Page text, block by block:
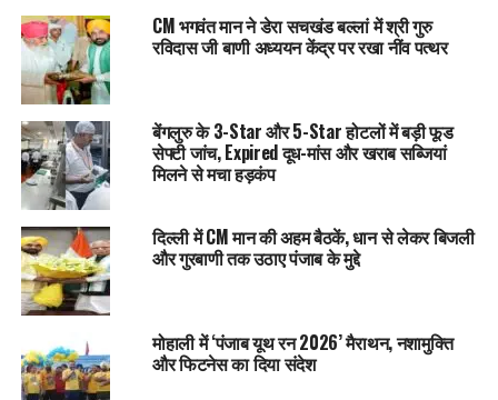
जांच के परिणाम
दूल्हा-दुल्हन की उम्र में लगभग 19 साल का अंतर पाया गया। परिजनों ने
बताया कि वे अनपढ़ हैं और कानून की जानकारी के अभाव में शादी का निर्णय
लिया।
परिवार को दी गई चेतावनी और सलाह
सहायक बाल विवाह निषेध अधिकारी रवि लोहान ने परिजनों को कानून का
पालन करने की चेतावनी दी। परिजनों को बताया गया कि नाबालिग की
शादी करना बाल विवाह अधिनियम 2006 के तहत अपराध है। परिवार ने
आश्वासन दिया कि बालिग होने के बाद ही लड़की की शादी करेंगे।
समुदाय का सहयोग
कार्रवाई के दौरान एम.डी.डी. ऑफ इंडिया के जिला समन्वयक नरेंद्र शर्मा
CM भगवंत मान ने डेरा सचखंड बल्लां में श्री गुरु
रविदास जी बाणी अध्ययन केंद्र पर रखा नींव पत्थर
बेंगलुरु के 3-Star और 5-Star होटलों में बड़ी फूड
सेफ्टी जांच, Expired दूध-मांस और खराब सब्जियां
मिलने से मचा हड़कंप
दिल्ली में CM मान की अहम बैठकें, धान से लेकर बिजली
और गुरबाणी तक उठाए पंजाब के मुद्दे
मोहाली में ‘पंजाब यूथ रन 2026’ मैराथन, नशामुक्ति
और फिटनेस का दिया संदेश